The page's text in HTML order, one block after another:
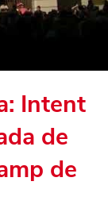
Intent
de
de